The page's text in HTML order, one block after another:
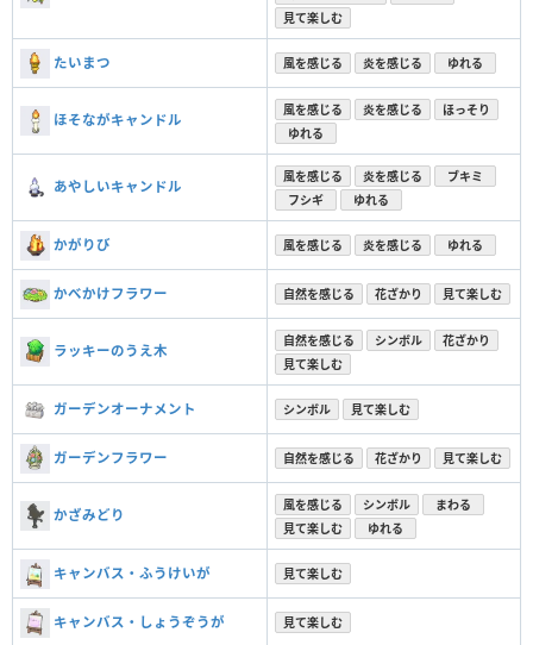
見て楽しむ
たいまつ 風を感じる 炎を感じる ゆれる
ほそながキャンドル
風を感じる 炎を感じる
ほっそり
ゆれる
あやしいキャンドル
風を感じる 炎を感じる
ブキミ
フシギ
ゆれる
かがりび 風を感じる 炎を感じる ゆれる
かべかけフラワー 自然を感じる 花ざかり 見て楽しむ
ラッキーのうえ木
自然を感じる シンボル
花ざかり
見て楽しむ
ガーデンオーナメント シンボル 見て楽しむ
ガーデンフラワー 自然を感じる 花ざかり 見て楽しむ
かざみどり
風を感じる シンボル
まわる
見て楽しむ
ゆれる
キャンバス・ふうけいが 見て楽しむ
キャンバス・しょうぞうが 見て楽しむ